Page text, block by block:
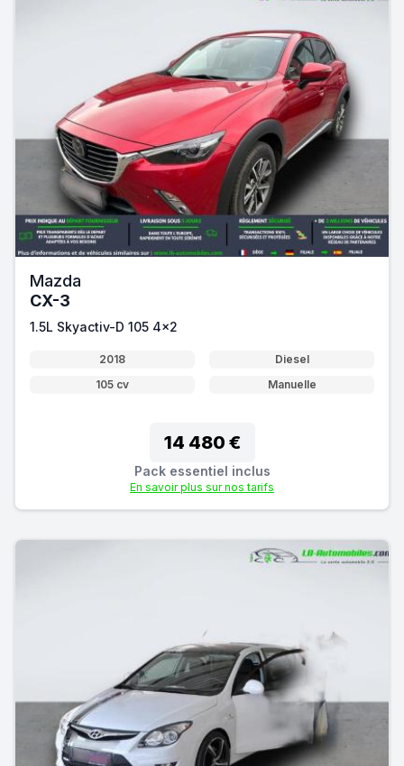
Mazda
CX-3
1.5L Skyactiv-D 105 4x2
2018
Diesel
105 cv
Manuelle
14 480 €
Pack essentiel inclus
En savoir plus sur nos tarifs